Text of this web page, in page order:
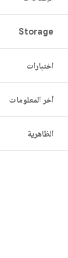
Storage
اختبارات
آخر المعلومات
الظاهرية